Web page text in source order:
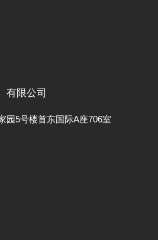
有限公司
园5号楼首东国际A座706室